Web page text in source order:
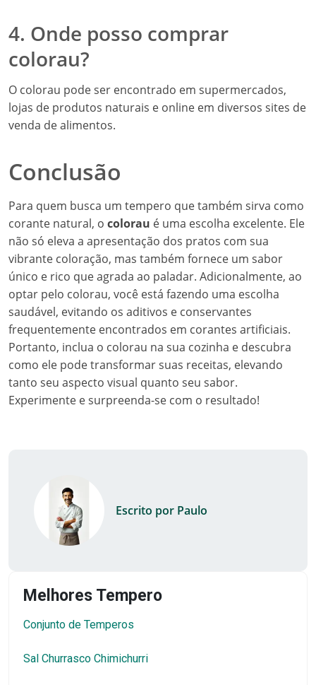
4. Onde posso comprar
colorau?
O colorau pode ser encontrado em supermercados,
lojas de produtos naturais e online em diversos sites de
venda de alimentos.
Conclusão
Para quem busca um tempero que também sirva como
corante natural, o colorau é uma escolha excelente. Ele
não só eleva a apresentação dos pratos com sua
vibrante coloração, mas também fornece um sabor
único e rico que agrada ao paladar. Adicionalmente, ao
optar pelo colorau, você está fazendo uma escolha
saudável, evitando os aditivos e conservantes
frequentemente encontrados em corantes artificiais.
Portanto, inclua o colorau na sua cozinha e descubra
como ele pode transformar suas receitas, elevando
tanto seu aspecto visual quanto seu sabor.
Experimente e surpreenda-se com o resultado!
Escrito por Paulo
Melhores Tempero
Conjunto de Temperos
Sal Churrasco Chimichurri